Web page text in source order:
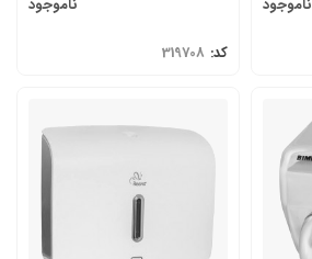
ناموجود ناموجود
کد: 319708